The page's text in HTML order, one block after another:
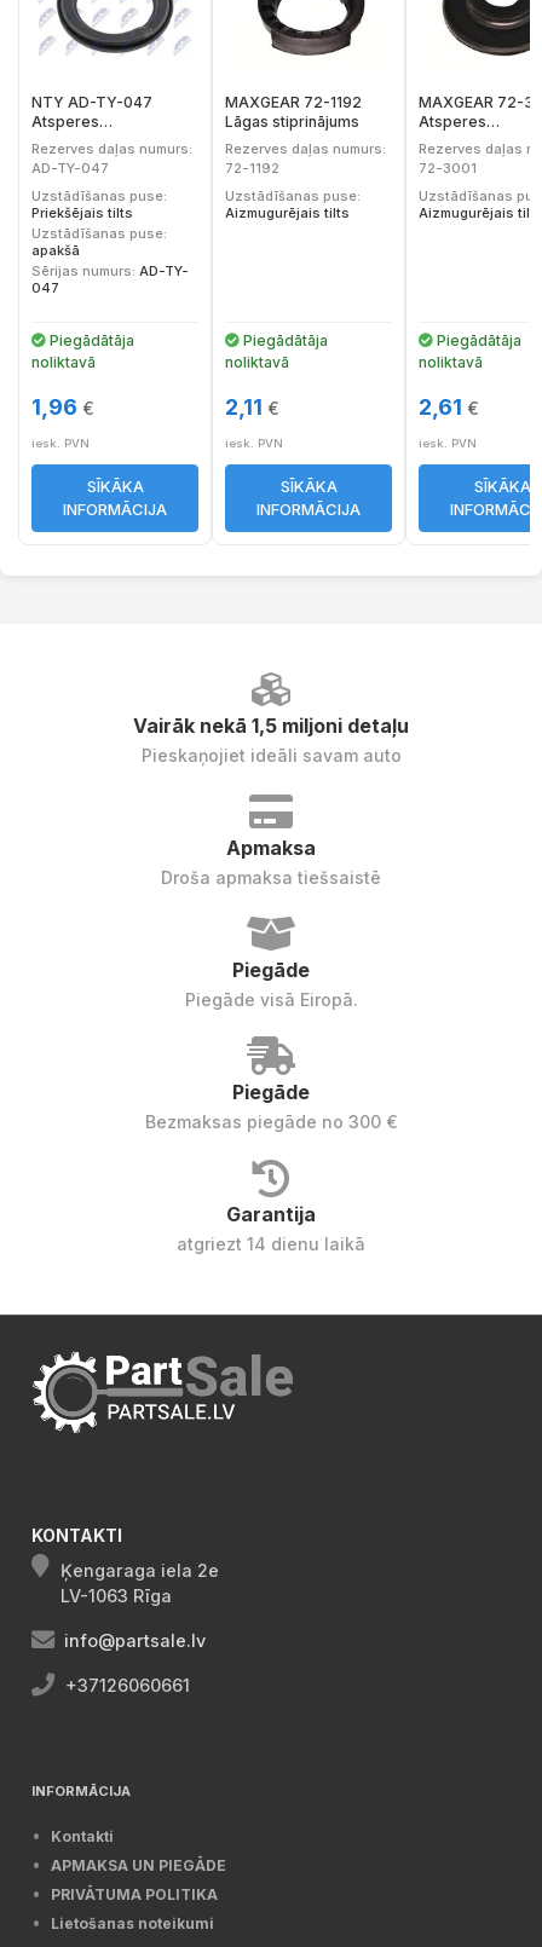
NTY AD-TY-047
Atsperes
atbalstplāksne
Rezerves daļas numurs:
AD-TY-047
Uzstādīšanas puse:
Priekšējais tilts
Uzstādīšanas puse:
apakšā
Sērijas numurs: AD-TY-
047
Piegādātāja
noliktavā
1,96 €
iesk. PVN
SĪKĀKA
INFORMĀCIJA
MAXGEAR 72-1192
Lāgas stiprinājums
Rezerves daļas numurs:
72-1192
Uzstādīšanas puse:
Aizmugurējais tilts
Piegādātāja
noliktavā
2,11 €
iesk. PVN
SĪKĀKA
INFORMĀCIJA
MAXGEAR 72-
Atsperes
atbalstplāksne
Rezerves daļas
72-3001
Uzstādīšanas
Aizmugurējais tilts
Piegādātāja
noliktavā
2,61 €
iesk. PVN
SĪKĀKA
Vairāk nekā 1,5 miljoni detaļu
Pieskaņojiet ideāli savam auto
Apmaksa
Droša apmaksa tiešsaistē
Piegāde
Piegāde visā Eiropā.
Piegāde
Bezmaksas piegāde no 300 €
Garantija
atgriezt 14 dienu laikā
KONTAKTI
Ķengaraga iela 2e
LV-1063 Rīga
info@partsale.lv
+37126060661
INFORMĀCIJA
Kontakti
APMAKSA UN PIEGĀDE
PRIVĀTUMA POLITIKA
Lietošanas noteikumi